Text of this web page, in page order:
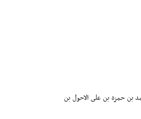
بن حمزة بن على الاحول بن